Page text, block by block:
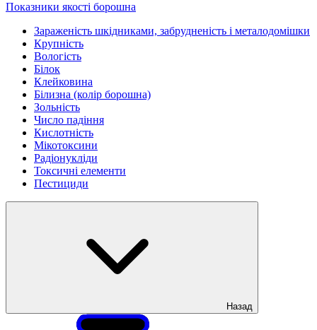
Показники якості борошна
Зараженість шкідниками, забрудненість і металодомішки
Крупність
Вологість
Білок
Клейковина
Білизна (колір борошна)
Зольність
Число падіння
Кислотність
Мікотоксини
Радіонукліди
Токсичні елементи
Пестициди
Назад